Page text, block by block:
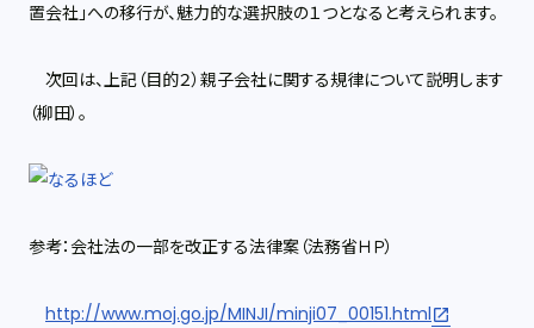
置会社」への移行が、魅力的な選択肢の１つとなると考えられます。
次回は、上記（目的２）親子会社に関する規律について説明します
（柳田）。
参考：会社法の一部を改正する法律案（法務省ＨＰ）
http://www.moj.go.jp/MINJI/minji07_00151.html